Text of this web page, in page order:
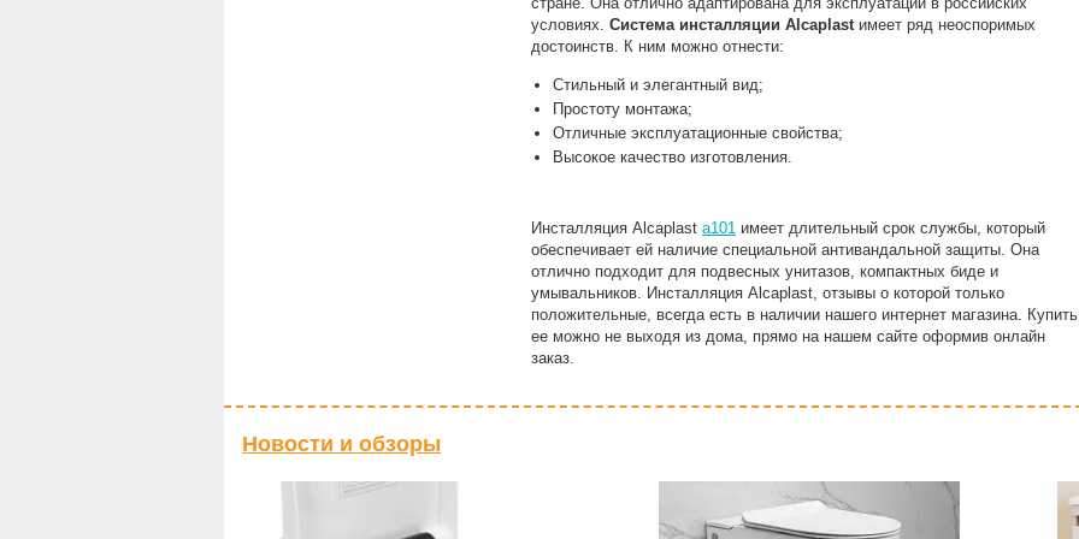
условиях. Система инсталляции Аlcaplast имеет ряд неоспоримых
достоинств. К ним можно отнести:
Стильный и элегантный вид;
Простоту монтажа;
Отличные эксплуатационные свойства;
Высокое качество изготовления.
Инсталляция Аlcaplast а101 имеет длительный срок службы, который
обеспечивает ей наличие специальной антивандальной защиты. Она
отлично подходит для подвесных унитазов, компактных биде и
умывальников. Инсталляция Аlcaplast, отзывы о которой только
положительные, всегда есть в наличии нашего интернет магазина. Купить
ее можно не выходя из дома, прямо на нашем сайте оформив онлайн
заказ.
Новости и обзоры